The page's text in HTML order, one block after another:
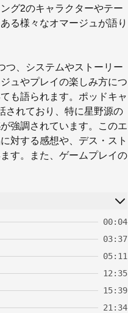
グ2のキャラクターやテー
る様々なオマージュが語り
つ、システムやストーリー
ュやプレイの楽しみ方につ
も語られます。ポッドキャ
されており、特に星野源の
強調されています。このエ
対する感想や、デス・スト
す。また、ゲームプレイの
00:04
03:37
05:11
12:35
15:39
21:34